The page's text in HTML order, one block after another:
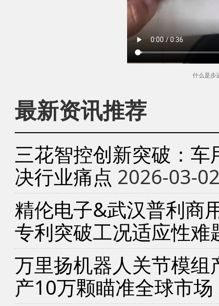
什么是步
最新资讯推荐
三花智控创新突破：
决行业痛点 2026-03-
精伦电子&武汉普利商
专利突破工况适应性难
万里扬机器人关节模
产10万颗瞄准全球市场